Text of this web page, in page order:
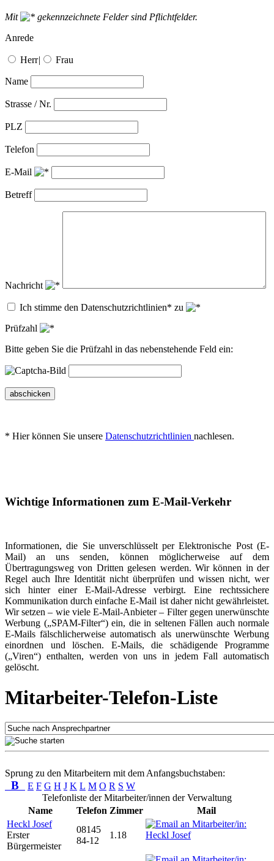
Mit
gekennzeichnete Felder sind Pflichtfelder.
Anrede
Herr| Frau
Name
Strasse / Nr.
PLZ
Telefon
E-Mail
Betreff
Nachricht
Ich stimme den Datenschutzrichtlinien* zu
Prüfzahl
Bitte geben Sie die Prüfzahl in das nebenstehende Feld ein:
abschicken
* Hier können Sie unsere Datenschutzrichtlinien nachlesen.
Wichtige Informationen zum E-Mail-Verkehr
Informationen, die Sie unverschlüsselt per Elektronische Post (E-
Mail) an uns senden, können möglicherweise auf dem
Übertragungsweg von Dritten gelesen werden. Wir können in der
Regel auch Ihre Identität nicht überprüfen und wissen nicht, wer
sich hinter einer E-Mail-Adresse verbirgt. Eine rechtssichere
Kommunikation durch einfache E-Mail ist daher nicht gewährleistet.
Wir setzen – wie viele E-Mail-Anbieter – Filter gegen unerwünschte
Werbung („SPAM-Filter“) ein, die in seltenen Fällen auch normale
E-Mails fälschlicherweise automatisch als unerwünschte Werbung
einordnen und löschen. E-Mails, die schädigende Programme
(„Viren“) enthalten, werden von uns in jedem Fall automatisch
gelöscht.
Mitarbeiter-Telefon-Liste
Sprung zu den Mitarbeitern mit dem Anfangsbuchstaben:
B E F G H J K L M O R S W
Telefonliste der Mitarbeiter/innen der Verwaltung
Name
Telefon Zimmer
Mail
Heckl Josef
Erster
Bürgermeister
08145
84-12
1.18